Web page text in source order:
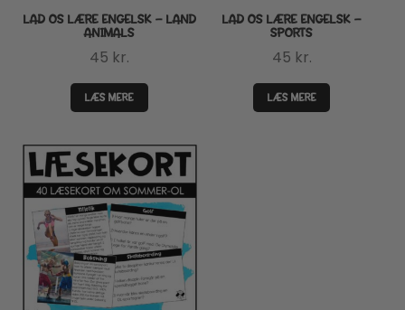
LAD OS LÆRE ENGELSK – LAND
ANIMALS
45 kr.
LÆS MERE
LAD OS LÆRE ENGELSK –
SPORTS
45 kr.
LÆS MERE